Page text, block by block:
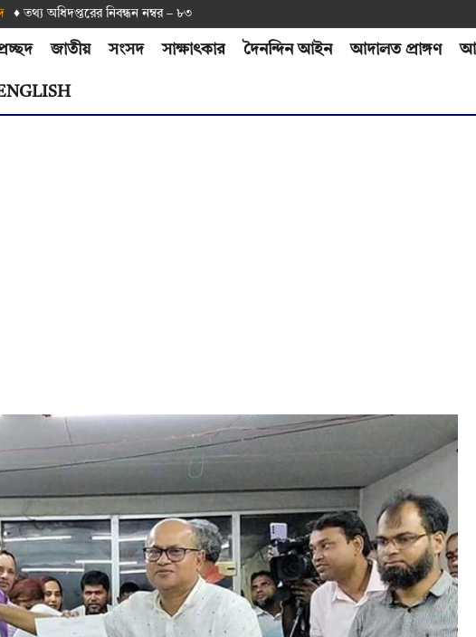
♦ তথ‌্য অ‌ধিদপ্ত‌রের নিবন্ধন নম্বর – ৮৩
জাতীয় সংসদ সাক্ষাৎকার দৈনন্দিন আইন আদালত প্রাঙ্গণ